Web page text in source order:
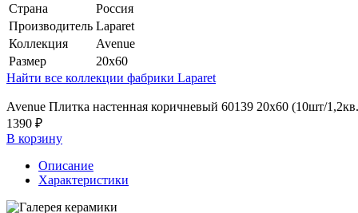
Страна
Россия
Производитель Laparet
Коллекция
Avenue
Размер
20x60
Найти все коллекции фабрики Laparet
Avenue Плитка настенная коричневый 60139 20х60 (10шт/
1390 ₽
В корзину
Описание
Характеристики